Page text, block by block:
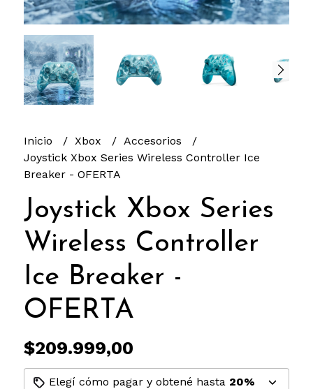
Inicio Xbox
Accesorios
Joystick Xbox Series Wireless Controller Ice
Breaker - OFERTA
Joystick Xbox Series
Wireless Controller
Ice Breaker -
OFERTA
$209.999,00
Elegí cómo pagar y obtené hasta 20%